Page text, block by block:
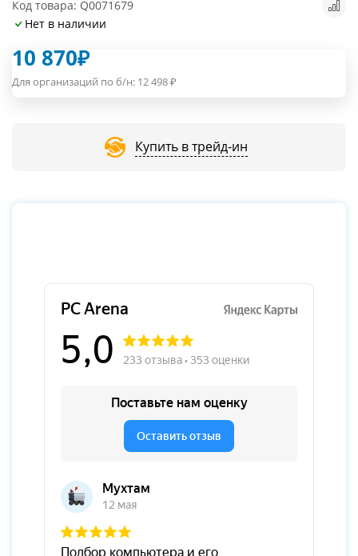
Код товара: Q0071679
Нет в наличии
10 870₽
Для организаций по б/н: 12 498₽
Купить в трейд-ин